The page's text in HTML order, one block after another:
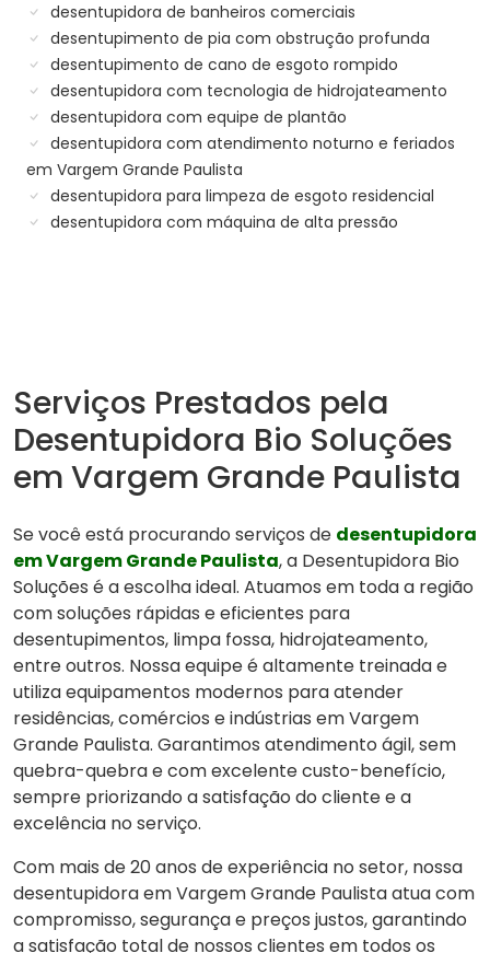
desentupidora de banheiros comerciais
desentupimento de pia com obstrução profunda
desentupimento de cano de esgoto rompido
desentupidora com tecnologia de hidrojateamento
desentupidora com equipe de plantão
desentupidora com atendimento noturno e feriados
em Vargem Grande Paulista
desentupidora para limpeza de esgoto residencial
desentupidora com máquina de alta pressão
Serviços Prestados pela
Desentupidora Bio Soluções
em Vargem Grande Paulista
Se você está procurando serviços de desentupidora
em Vargem Grande Paulista, a Desentupidora Bio
Soluções é a escolha ideal. Atuamos em toda a região
com soluções rápidas e eficientes para
desentupimentos, limpa fossa, hidrojateamento,
entre outros. Nossa equipe é altamente treinada e
utiliza equipamentos modernos para atender
residências, comércios e indústrias em Vargem
Grande Paulista. Garantimos atendimento ágil, sem
quebra-quebra e com excelente custo-benefício,
sempre priorizando a satisfação do cliente e a
excelência no serviço.
Com mais de 20 anos de experiência no setor, nossa
desentupidora em Vargem Grande Paulista atua com
compromisso, segurança e preços justos, garantindo
a satisfação total de nossos clientes em todos os